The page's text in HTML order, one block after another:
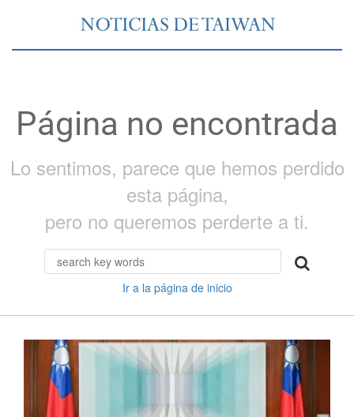
Página no encontrada
Lo sentimos, parece que hemos perdido
esta página,
pero no queremos perderte a ti.
Ir a la página de inicio